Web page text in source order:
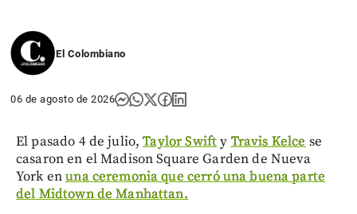
El Colombiano
06 de agosto de 2026
El pasado 4 de julio,Taylor Swifty Travis Kelce se
casaron en el Madison Square Garden de Nueva
York enuna ceremonia que cerró una buena parte
del Midtown de Manhattan.